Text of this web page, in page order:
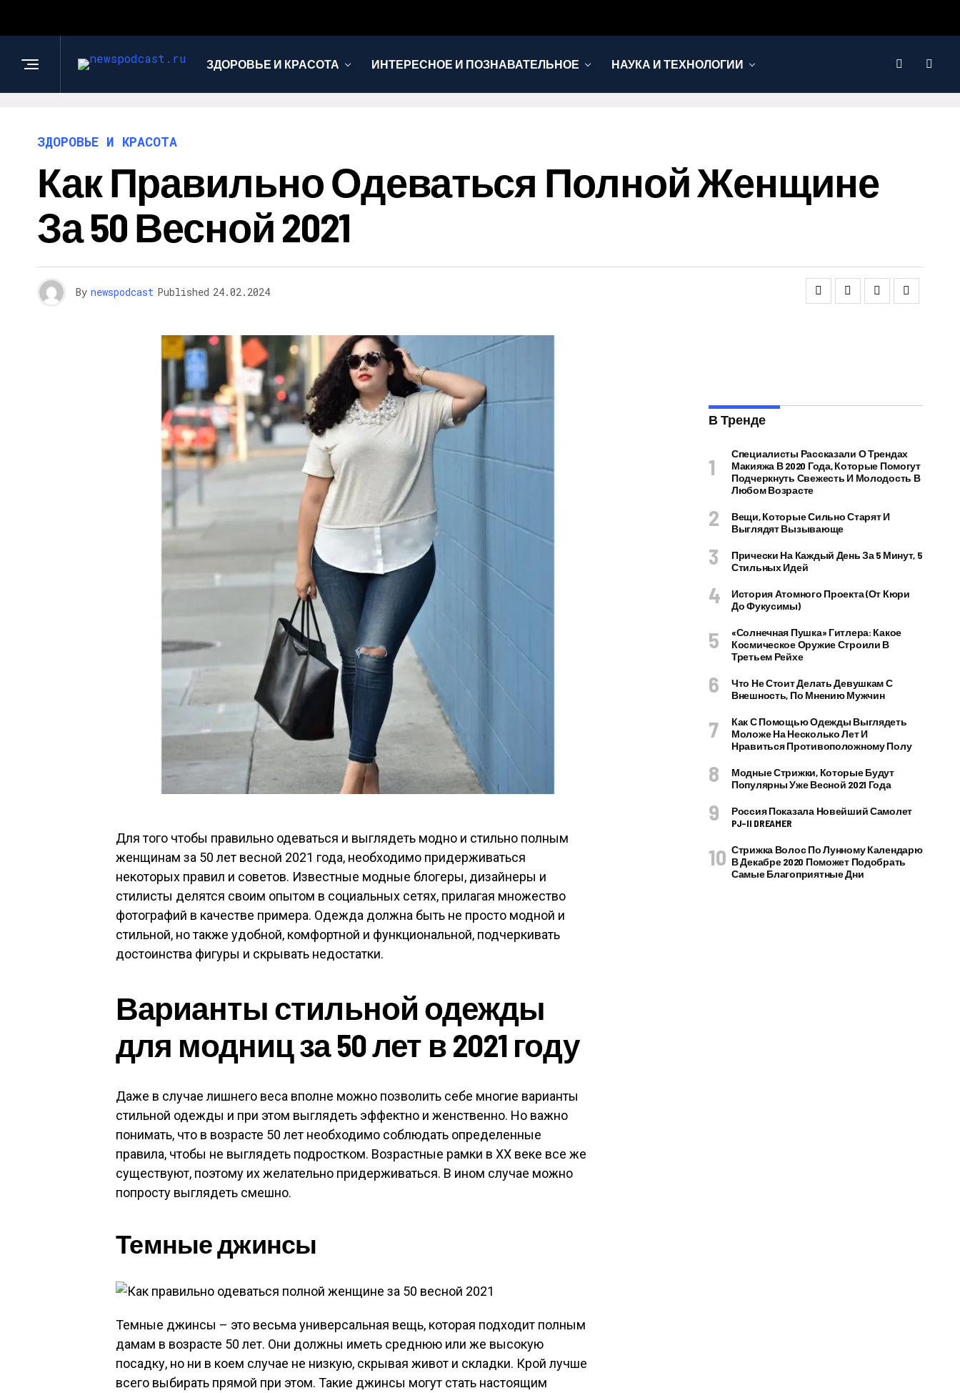
ЗДОРОВЬЕ И КРАСОТА ИНТЕРЕСНОЕ И ПОЗНАВАТЕЛЬНОЕ НАУКА И ТЕХНОЛОГИИ
ЗДОРОВЬЕ И КРАСОТА
Как Правильно Одеваться Полной Женщине
За 50 Весной 2021
By newspodcast Published 24.02.2024
Для того чтобы правильно одеваться и выглядеть модно и стильно полным
женщинам за 50 лет весной 2021 года, необходимо придерживаться
некоторых правил и советов. Известные модные блогеры, дизайнеры и
стилисты делятся своим опытом в социальных сетях, прилагая множество
фотографий в качестве примера. Одежда должна быть не просто модной и
стильной, но также удобной, комфортной и функциональной, подчеркивать
достоинства фигуры и скрывать недостатки.
Варианты стильной одежды
для модниц за 50 лет в 2021 году
Даже в случае лишнего веса вполне можно позволить себе многие варианты
стильной одежды и при этом выглядеть эффектно и женственно. Но важно
понимать, что в возрасте 50 лет необходимо соблюдать определенные
правила, чтобы не выглядеть подростком. Возрастные рамки в XX веке все же
существуют, поэтому их желательно придерживаться. В ином случае можно
попросту выглядеть смешно.
Темные джинсы
Темные джинсы – это весьма универсальная вещь, которая подходит полным
дамам в возрасте 50 лет. Они должны иметь среднюю или же высокую
посадку, но ни в коем случае не низкую, скрывая живот и складки. Крой лучше
всего выбирать прямой при этом. Такие джинсы могут стать настоящим
В Тренде
Специалисты Рассказали О Трендах
Макияжа В 2020 Года, Которые Помогут
Подчеркнуть Свежесть И Молодость В
Любом Возрасте
Вещи, Которые Сильно Старят И
Выглядят Вызывающе
Прически На Каждый День За 5 Минут, 5
Стильных Идей
История Атомного Проекта (от Кюри
До Фукусимы)
«Солнечная Пушка» Гитлера: Какое
Космическое Оружие Строили В
Третьем Рейхе
Что Не Стоит Делать Девушкам С
Внешность, По Мнению Мужчин
Как С Помощью Одежды Выглядеть
Моложе На Несколько Лет И
Нравиться Противоположному Полу
Модные Стрижки, Которые Будут
Популярны Уже Весной 2021 Года
Россия Показала Новейший Самолет
PJ–II DREAMER
Стрижка Волос По Лунному Календарю
В Декабре 2020 Поможет Подобрать
Самые Благоприятные Дни